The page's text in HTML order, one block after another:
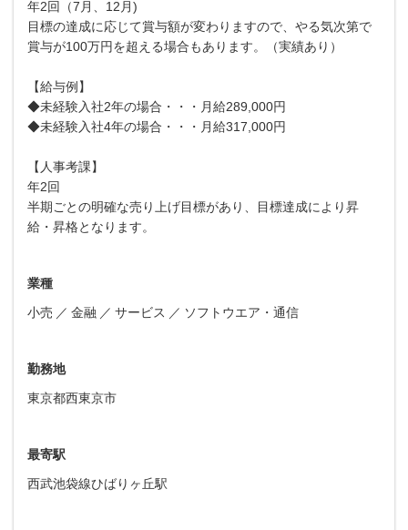
年2回（7月、12月)
目標の達成に応じて賞与額が変わりますので、やる気次第で
賞与が100万円を超える場合もあります。（実績あり）
【給与例】
◆未経験入社2年の場合・・・月給289,000円
◆未経験入社4年の場合・・・月給317,000円
【人事考課】
年2回
半期ごとの明確な売り上げ目標があり、目標達成により昇
給・昇格となります。
業種
小売
金融 サービス ソフトウエア・通信
勤務地
東京都西東京市
最寄駅
西武池袋線ひばりヶ丘駅